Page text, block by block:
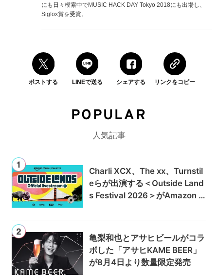
にも日々模索中でMUSIC HACK DAY Tokyo 2018にも出場し、
Sigfox賞を受賞。
ポストする LINEで送る シェアする リンクをコピー
POPULAR
人気記事
Charli XCX、The xx、Turnstil
eらが出演する＜Outside Land
s Festival 2026＞がAmazon M
ブ配信
亀梨和也とアサヒビールがコラ
ボした「アサヒKAME BEER」
が8月4日より数量限定発売